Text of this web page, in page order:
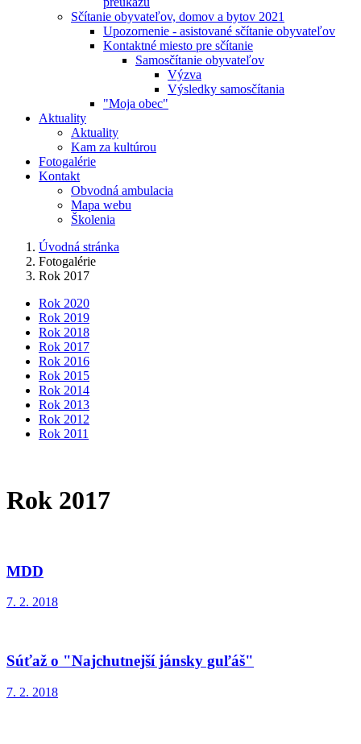
Sčítanie obyvateľov, domov a bytov 2021
Upozornenie - asistované sčítanie obyvateľov
Kontaktné miesto pre sčítanie
Samosčítanie obyvateľov
Výzva
Výsledky samosčítania
"Moja obec"
Aktuality
Aktuality
Kam za kultúrou
Fotogalérie
Kontakt
Obvodná ambulacia
Mapa webu
Školenia
Úvodná stránka
Fotogalérie
Rok 2017
Rok 2020
Rok 2019
Rok 2018
Rok 2017
Rok 2016
Rok 2015
Rok 2014
Rok 2013
Rok 2012
Rok 2011
Rok 2017
MDD
7. 2. 2018
Súťaž o "Najchutnejší jánsky guľáš"
7. 2. 2018